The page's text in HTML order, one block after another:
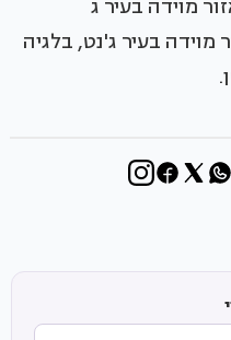
בעיר ג'נט, בלגיה